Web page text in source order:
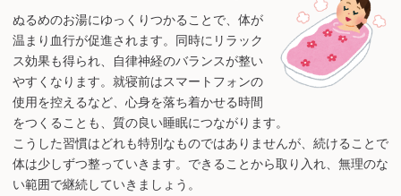
ぬるめのお湯にゆっくりつかることで、体が
温まり血行が促進されます。同時にリラック
ス効果も得られ、自律神経のバランスが整い
やすくなります。就寝前はスマートフォンの
使用を控えるなど、心身を落ち着かせる時間
をつくることも、質の良い睡眠につながります。
こうした習慣はどれも特別なものではありませんが、続けることで
体は少しずつ整っていきます。できることから取り入れ、無理のな
い範囲で継続していきましょう。